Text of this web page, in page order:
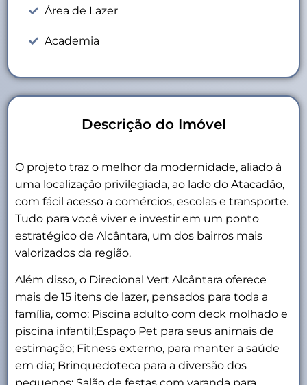
Área de Lazer
Academia
Descrição do Imóvel
O projeto traz o melhor da modernidade, aliado à
uma localização privilegiada, ao lado do Atacadão,
com fácil acesso a comércios, escolas e transporte.
Tudo para você viver e investir em um ponto
estratégico de Alcântara, um dos bairros mais
valorizados da região.
Além disso, o Direcional Vert Alcântara oferece
mais de 15 itens de lazer, pensados para toda a
família, como: Piscina adulto com deck molhado e
piscina infantil;Espaço Pet para seus animais de
estimação; Fitness externo, para manter a saúde
em dia; Brinquedoteca para a diversão dos